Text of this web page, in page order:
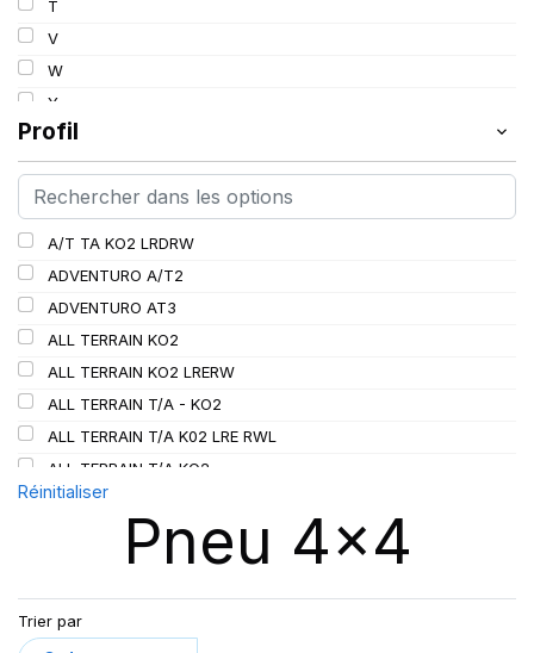
115
116/113
117/114
117/116
118/115
119/116
120
120/116
120/117
126/123
T
V
W
Y
Profil
A/T TA KO2 LRDRW
ADVENTURO A/T2
ADVENTURO AT3
ALL TERRAIN KO2
ALL TERRAIN KO2 LRERW
ALL TERRAIN T/A - KO2
ALL TERRAIN T/A K02 LRE RWL
ALL TERRAIN T/A KO2
ALL TERRAIN T/A KO3
AT/TA KO3 LRD
AT/TA KO3 LRF
AT70
AT100
Réinitialiser
Pneu 4x4
Trier par